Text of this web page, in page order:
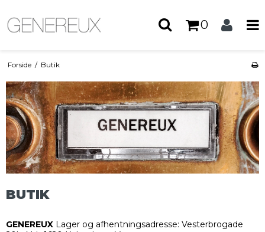
0
Forside / Butik
BUTIK
GENEREUX Lager og afhentningsadresse: Vesterbrogade